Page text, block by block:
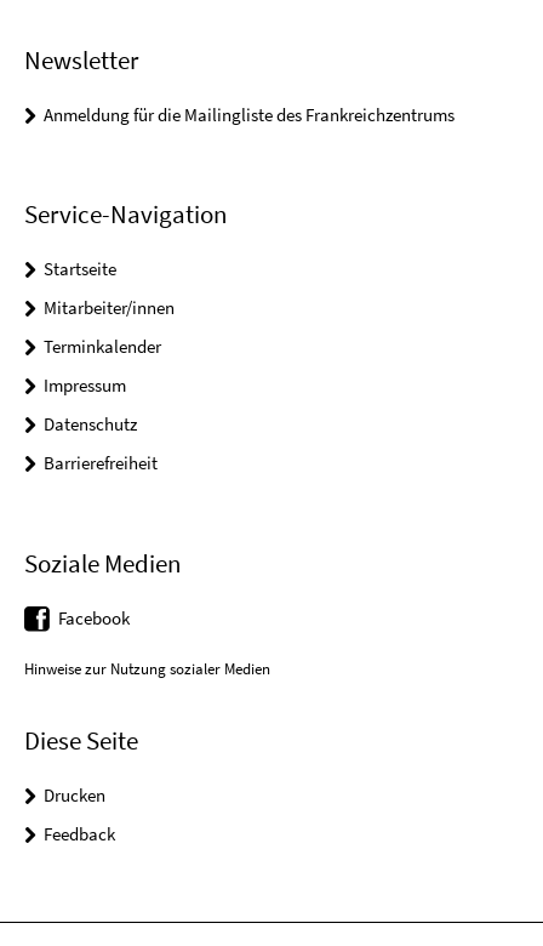
Newsletter
Anmeldung für die Mailingliste des Frankreichzentrums
Service-Navigation
Startseite
Mitarbeiter/innen
Terminkalender
Impressum
Datenschutz
Barrierefreiheit
Soziale Medien
Facebook
Hinweise zur Nutzung sozialer Medien
Diese Seite
Drucken
Feedback